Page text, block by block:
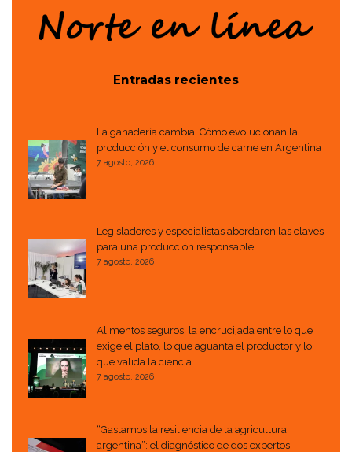
Entradas recientes
La ganadería cambia: Cómo evolucionan la
producción y el consumo de carne en Argentina
7 agosto, 2026
Legisladores y especialistas abordaron las claves
para una producción responsable
7 agosto, 2026
Alimentos seguros: la encrucijada entre lo que
exige el plato, lo que aguanta el productor y lo
que valida la ciencia
7 agosto, 2026
“Gastamos la resiliencia de la agricultura
argentina”: el diagnóstico de dos expertos